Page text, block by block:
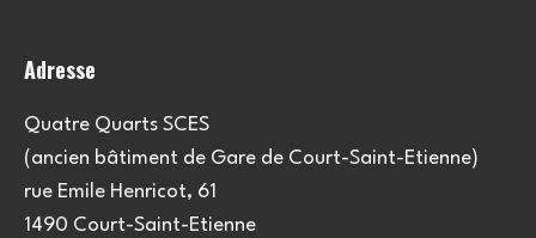
Adresse
Quatre Quarts SCES
(ancien bâtiment de Gare de Court-Saint-Etienne)
rue Emile Henricot, 61
1490 Court-Saint-Etienne